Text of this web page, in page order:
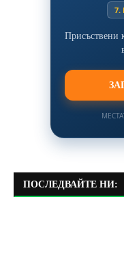
7.
Присъствени
ПОСЛЕДВАЙТЕ НИ: